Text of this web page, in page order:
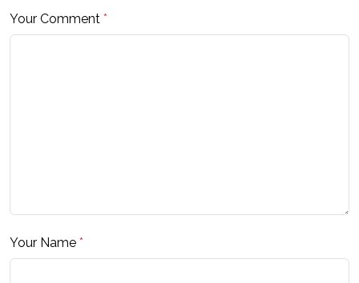
Your Comment *
Your Name *